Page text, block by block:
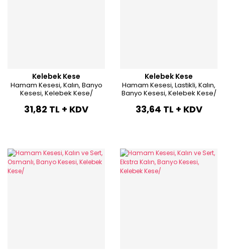
Kelebek Kese
Hamam Kesesi, Kalın, Banyo
Kesesi, Kelebek Kese/
31,82 TL + KDV
Kelebek Kese
Hamam Kesesi, Lastikli, Kalın,
Banyo Kesesi, Kelebek Kese/
33,64 TL + KDV